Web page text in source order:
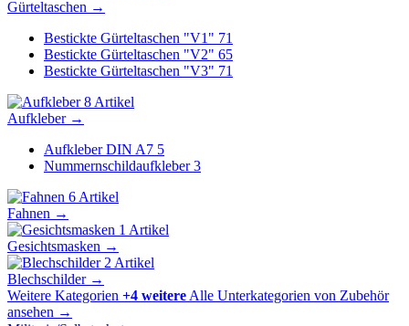
Gürteltaschen →
Bestickte Gürteltaschen "V1" 71
Bestickte Gürteltaschen "V2" 65
Bestickte Gürteltaschen "V3" 71
8 Artikel
Aufkleber →
Aufkleber DIN A7 5
Nummernschildaufkleber 3
6 Artikel
Fahnen →
1 Artikel
Gesichtsmasken →
2 Artikel
Blechschilder →
Weitere Kategorien +4 weitere Alle Unterkategorien von Zubehör
ansehen →